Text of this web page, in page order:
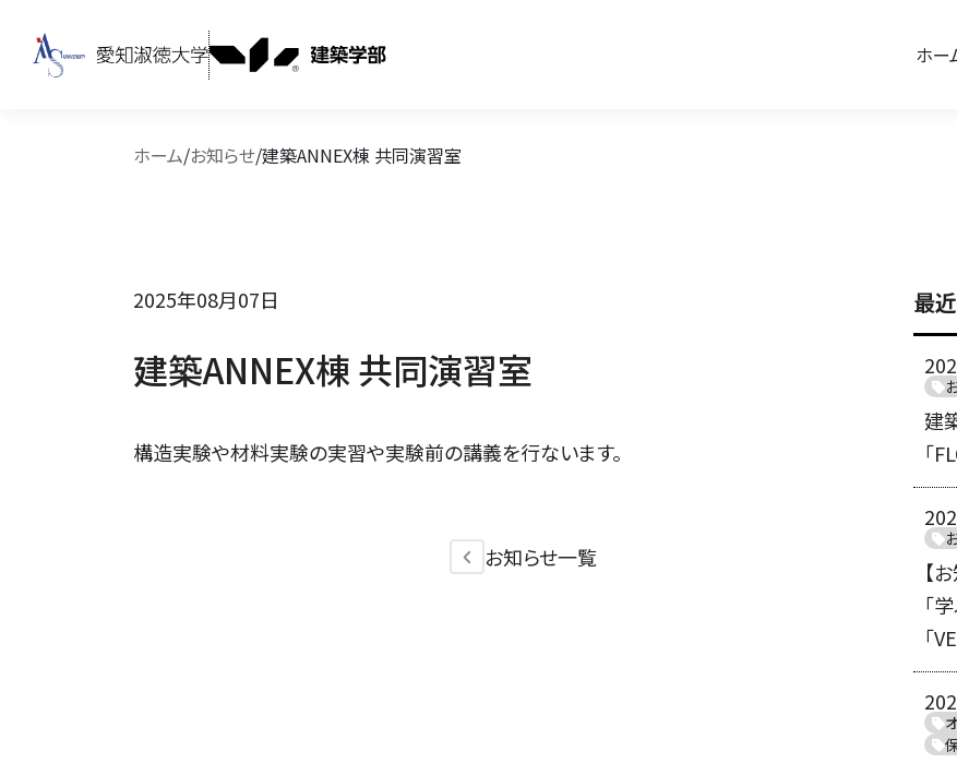
ホー
ホーム/お知らせ/建築ANNEX棟 共同演習室
2025年08月07日
建築ANNEX棟 共同演習室
構造実験や材料実験の実習や実験前の講義を行ないます。
お知らせ一覧
最
建
「
【
「
「